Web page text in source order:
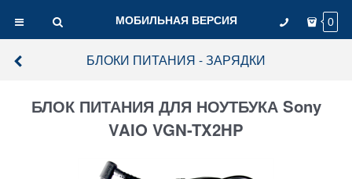
МОБИЛЬНАЯ ВЕРСИЯ 0
БЛОКИ ПИТАНИЯ - ЗАРЯДКИ
БЛОК ПИТАНИЯ ДЛЯ НОУТБУКА Sony
VAIO VGN-TX2HP